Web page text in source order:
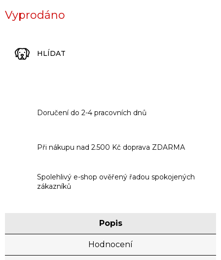
Vyprodáno
HLÍDAT
Doručení do 2-4 pracovních dnů
Při nákupu nad 2.500 Kč doprava ZDARMA
Spolehlivý e-shop ověřený řadou spokojených
zákazníků
Popis
Hodnocení